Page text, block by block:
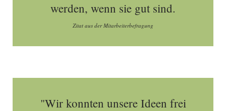
werden, wenn sie gut sind.
Zitat aus der Mitarbeiterbefragung
"Wir konnten unsere Ideen frei